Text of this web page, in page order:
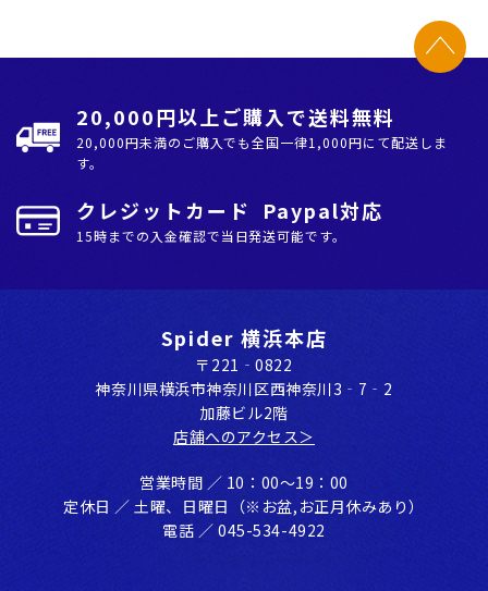
20,000円以上ご購入で送料無料
20,000円未満のご購入でも全国⼀律1,000円にて配送しま
す。
クレジットカード Paypal対応
15時までの入金確認で当日発送可能です。
Spider 横浜本店
〒221‐0822
神奈川県横浜市神奈川区⻄神奈川3‐7‐2
加藤ビル2階
店舗へのアクセス＞
営業時間 ／ 10：00〜19：00
定休⽇ ／ ⼟曜、⽇曜⽇（※お盆,お正⽉休みあり）
電話 ／ 045-534-4922